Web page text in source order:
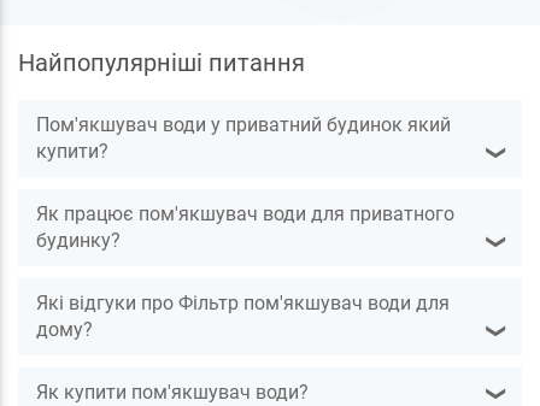
Найпопулярніші питання
Пом'якшувач води у приватний будинок який
купити?
❯
Як працює пом'якшувач води для приватного
будинку?
❯
Які відгуки про Фільтр пом'якшувач води для
дому?
❯
Як купити пом'якшувач води? ❯